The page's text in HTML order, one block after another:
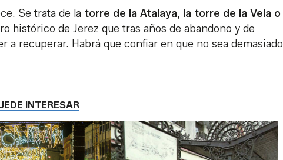
Se trata de la torre de la Atalaya, la torre de la Vela o
histórico de Jerez que tras años de abandono y de
a recuperar. Habrá que confiar en que no sea demasiado
INTERESAR